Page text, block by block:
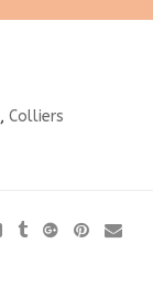
, Colliers